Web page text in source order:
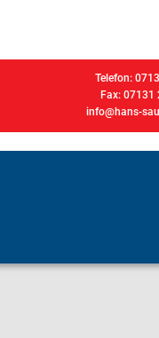
Telefon:
Fax: 07131
info@hans-